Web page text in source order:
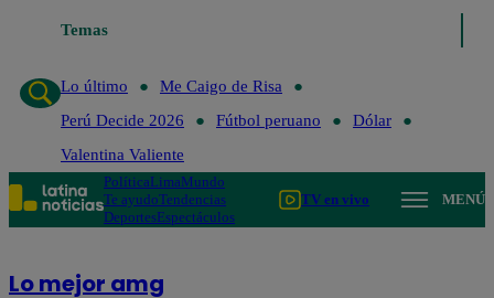
Temas
Lo último
Me Caigo de Risa
Perú Decide 2026
Fútbol peruano
Dólar
Valentina Valiente
PolíticaLimaMundo
Te ayudoTendencias
DeportesEspectáculos
TV en vivo MENÚ
Lo mejor amg